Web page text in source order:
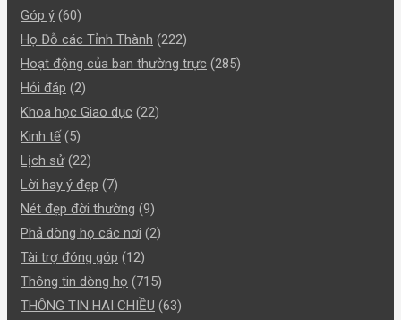
Góp ý (60)
Họ Đỗ các Tỉnh Thành (222)
Hoạt động của ban thường trực (285)
Hỏi đáp (2)
Khoa học Giao dục (22)
Kinh tế(5)
Lịch sử(22)
Lời hay ý đẹp (7)
Nét đẹp đời thường (9)
Phả dòng họ các nơi (2)
Tài trợ đóng góp (12)
Thông tin dòng họ (715)
THÔNG TIN HAI CHIỀU (63)